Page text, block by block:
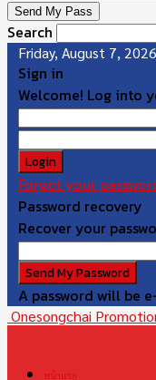
Search
Friday, August 7, 2026
Sign in
Welcome! Log into
Forgot your
Password recovery
Recover your
A password will be
Onesongchai
หน้าแรก